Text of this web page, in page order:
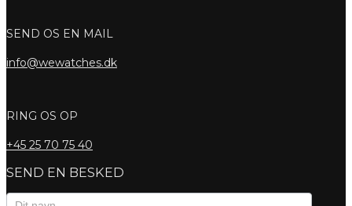
SEND OS EN MAIL
info@wewatches.dk
RING OS OP
+45 25 70 75 40
SEND EN BESKED
Kontaktformular